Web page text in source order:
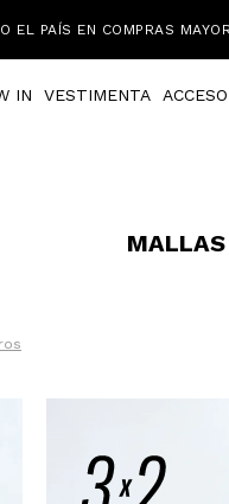
EL PAÍS EN COMPRAS
IN VESTIMENTA
MALLAS